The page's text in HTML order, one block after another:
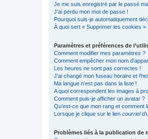
Je me suis enregistré par le passé
J’ai perdu mon mot de passe !
Pourquoi suis-je automatiquement
À quoi sert « Supprimer les cookies »
Paramètres et préférences de
Comment modifier mes paramètres ?
Comment empêcher mon nom
Les heures ne sont pas correctes !
J’ai changé mon fuseau horaire et
Ma langue n’est pas dans la liste !
A quoi correspondent les images à
Comment puis-je afficher un avatar ?
Qu’est-ce que mon rang et comment
Lorsque je clique sur le lien courriel
Problèmes liés à la publication de